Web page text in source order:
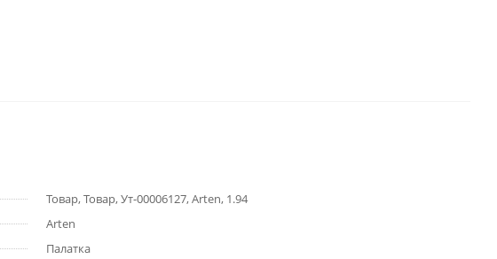
Товар, Товар, Ут-00006127, Arten, 1.94
Arten
Палатка